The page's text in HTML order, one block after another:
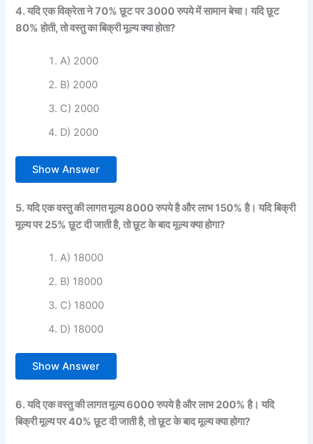
4. यदि एक विक्रेता ने 70% छूट पर 3000 रुपये में सामान बेचा। यदि छूट
80% होती, तो वस्तु का बिक्री मूल्य क्या होता?
A) 2000
B) 2000
C) 2000
D) 2000
Show Answer
5. यदि एक वस्तु की लागत मूल्य 8000 रुपये है और लाभ 150% है। यदि बिक्री
मूल्य पर 25% छूट दी जाती है, तो छूट के बाद मूल्य क्या होगा?
A) 18000
B) 18000
C) 18000
D) 18000
Show Answer
6. यदि एक वस्तु की लागत मूल्य 6000 रुपये है और लाभ 200% है। यदि
बिक्री मूल्य पर 40% छूट दी जाती है, तो छूट के बाद मूल्य क्या होगा?